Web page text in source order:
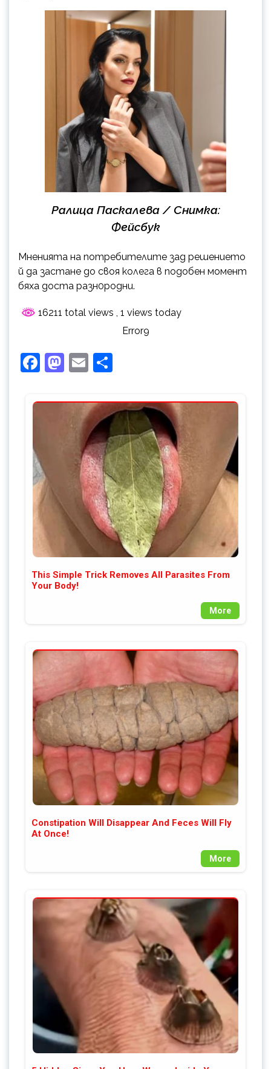
Ралица Паскалева / Снимка:
Фейсбук
Мненията на потребителите зад решението
й да застане до своя колега в подобен момент
бяха доста разн0родни.
16211 total views , 1 views today
Error9
Facebook
Mastodon
Email
This Simple Trick Removes All Parasites From
Your Body!
More
Constipation Will Disappear And Feces Will Fly
At Once!
More